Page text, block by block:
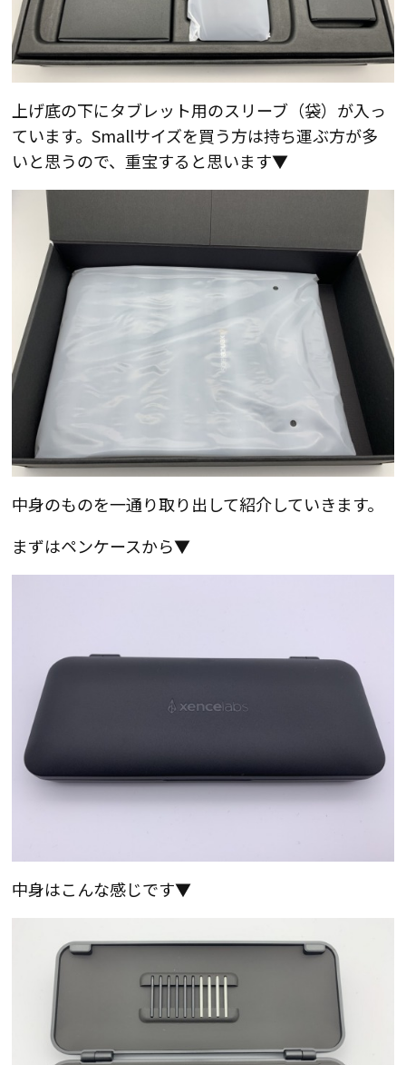
上げ底の下にタブレット用のスリーブ（袋）が入っ
ています。Smallサイズを買う方は持ち運ぶ方が多
いと思うので、重宝すると思います▼
中身のものを一通り取り出して紹介していきます。
まずはペンケースから▼
中身はこんな感じです▼